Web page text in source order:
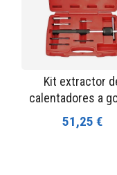
Kit extractor
calentadores a
51,25 €